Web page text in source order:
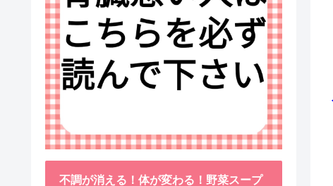
不調が消える！体が変わる！野菜スープ